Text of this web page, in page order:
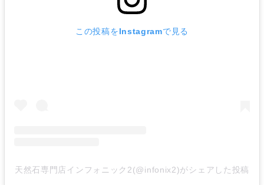
この投稿をInstagramで見る
天然石専門店インフォニック2(@infonix2)がシェアした投稿